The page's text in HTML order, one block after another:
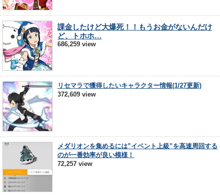
課金したけど大爆死！！もうお金がないんだけ
ど、トホホ…
686,259 view
リセマラで獲得したいキャラクター情報(1/27更新)
372,609 view
メダリオンを集めるには”イベント上級”を高速周回する
のが一番効率が良い模様！
72,257 view